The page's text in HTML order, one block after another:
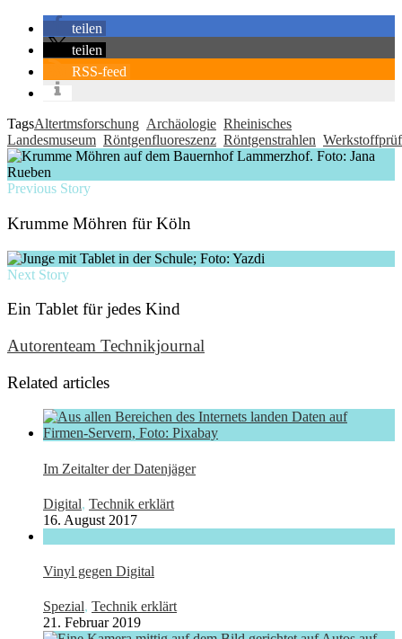
teilen
teilen
RSS-feed
TagsAltertmsforschung Archäologie Rheinisches
Landesmuseum Röntgenfluoreszenz Röntgenstrahlen
Previous Story
Krumme Möhren für Köln
Next Story
Ein Tablet für jedes Kind
Autorenteam Technikjournal
Related articles
Im Zeitalter der Datenjäger
Digital, Technik erklärt
16. August 2017
Vinyl gegen Digital
Spezial, Technik erklärt
21. Februar 2019